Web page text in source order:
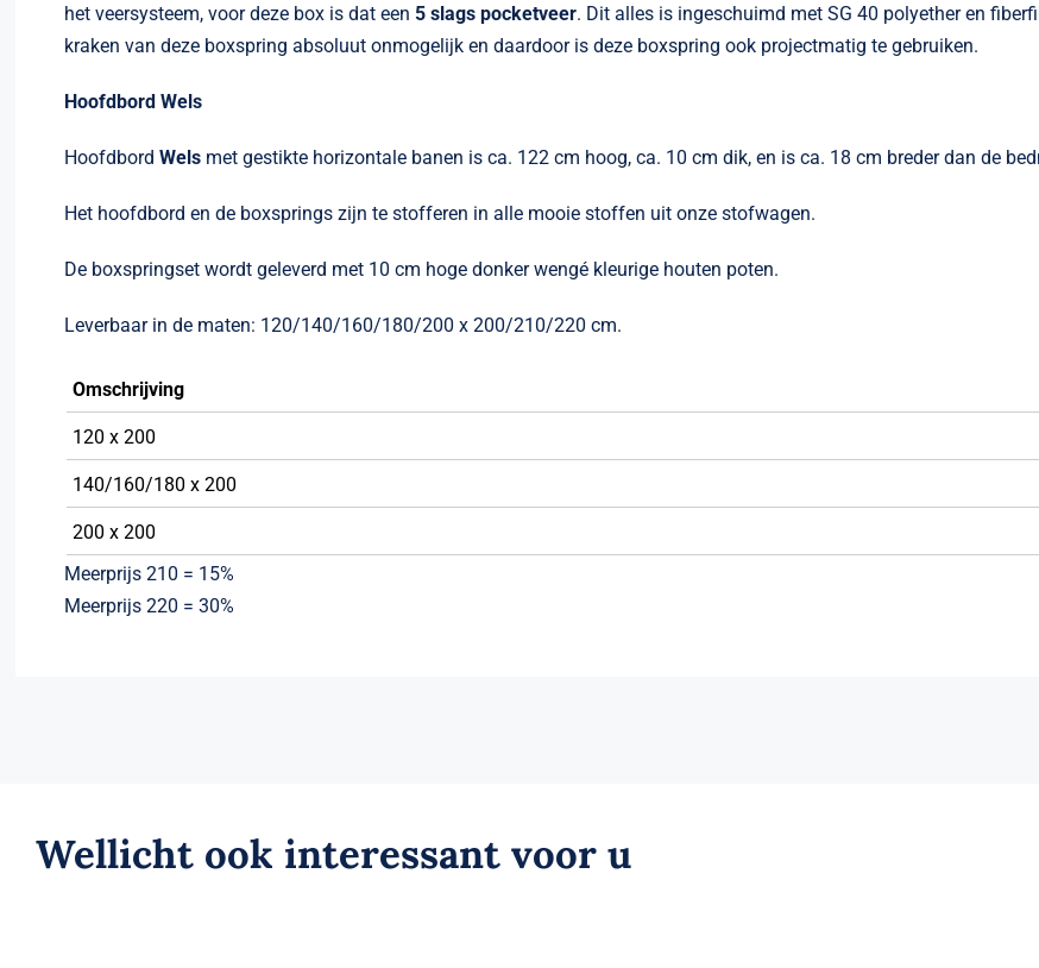
het veersysteem, voor deze box is dat een5 slags pocketveer. Dit alles is ingeschuimd met SG 40 polyether en
kraken van deze boxspring absoluut onmogelijk en daardoor is deze boxspring ook projectmatig te gebruiken.
Hoofdbord Wels
HoofdbordWels met gestikte horizontale banen is ca. 122 cm hoog, ca. 10 cm dik, en is ca. 18 cm breder dan de
Het hoofdbord en de boxsprings zijn te stofferen in alle mooie stoffen uit onze stofwagen.
De boxspringset wordt geleverd met 10 cm hoge donker wengé kleurige houten poten.
Leverbaar in de maten: 120/140/160/180/200 x 200/210/220 cm.
Omschrijving
120 x 200
140/160/180 x 200
200 x 200
Meerprijs 210 = 15%
Meerprijs 220 = 30%
Wellicht ook interessant voor u